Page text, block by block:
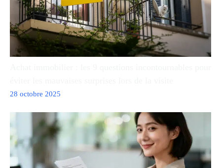
28 octobre 2025